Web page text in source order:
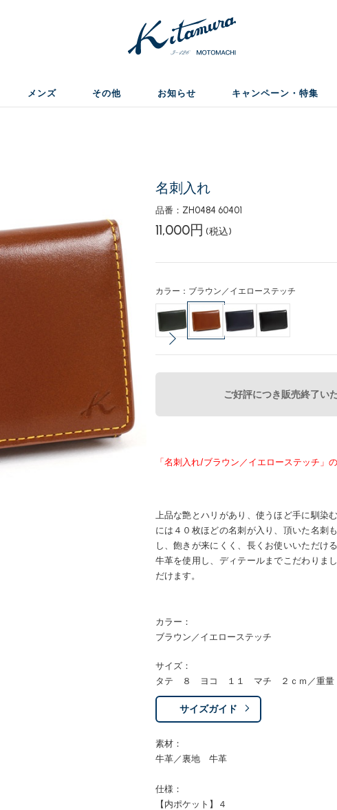
メンズ その他 お知らせ キャンペーン・特集
名刺入れ
品番：ZH0484 60401
11,000円 (税込)
カラー：ブラウン／イエローステッチ
ご好評につき販売終了い
「名刺入れ/ブラウン／イエローステッチ」
上品な艶とハリがあり、使うほど手に馴染
には４０枚ほどの名刺が入り、頂いた名刺
し、飽きが来にくく、長くお使いいただけ
牛革を使用し、ディテールまでこだわりま
だけます。
カラー：
ブラウン／イエローステッチ
サイズ：
タテ ８ ヨコ １１ マチ ２ｃｍ／重量
サイズガイド
素材：
牛革／裏地 牛革
仕様：
【内ポケット】４